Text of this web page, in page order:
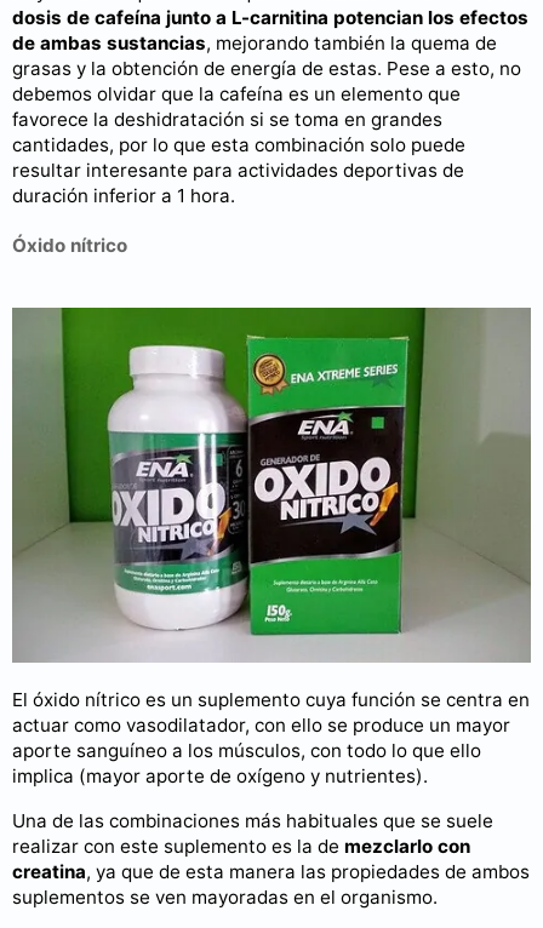
dosis de cafeína junto a L-carnitina potencian los efectos
de ambas sustancias, mejorando también la quema de
grasas y la obtención de energía de estas. Pese a esto, no
debemos olvidar que la cafeína es un elemento que
favorece la deshidratación si se toma en grandes
cantidades, por lo que esta combinación solo puede
resultar interesante para actividades deportivas de
duración inferior a 1 hora.
Óxido nítrico
El óxido nítrico es un suplemento cuya función se centra en
actuar como vasodilatador, con ello se produce un mayor
aporte sanguíneo a los músculos, con todo lo que ello
implica (mayor aporte de oxígeno y nutrientes).
Una de las combinaciones más habituales que se suele
realizar con este suplemento es la de mezclarlo con
creatina, ya que de esta manera las propiedades de ambos
suplementos se ven mayoradas en el organismo.